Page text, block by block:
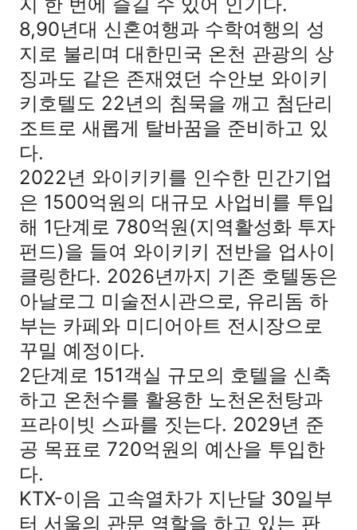
8,90년대 신혼여행과 수학여행의 성
지로 불리며 대한민국 온천 관광의 상
징과도 같은 존재였던 수안보 와이키
키호텔도 22년의 침묵을 깨고 첨단리
조트로 새롭게 탈바꿈을 준비하고 있
다.
2022년 와이키키를 인수한 민간기업
은 1500억원의 대규모 사업비를 투입
해 1단계로 780억원(지역활성화 투자
펀드)을 들여 와이키키 전반을 업사이
클링한다. 2026년까지 기존 호텔동은
아날로그 미술전시관으로, 유리돔 하
부는 카페와 미디어아트 전시장으로
꾸밀 예정이다.
2단계로 151객실 규모의 호텔을 신축
하고 온천수를 활용한 노천온천탕과
프라이빗 스파를 짓는다. 2029년 준
공 목표로 720억원의 예산을 투입한
다.
KTX-이음 고속열차가 지난달 30일부
터 서울의 관문 역할을 하고 있는 판